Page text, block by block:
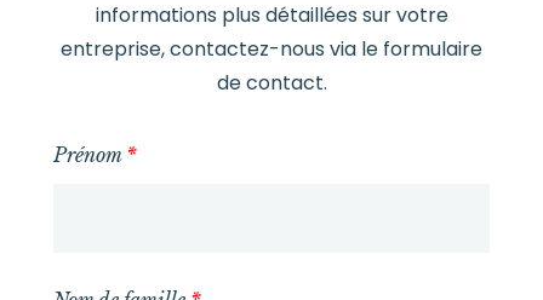
informations plus détaillées sur votre
entreprise, contactez-nous via le formulaire
de contact.
Prénom *